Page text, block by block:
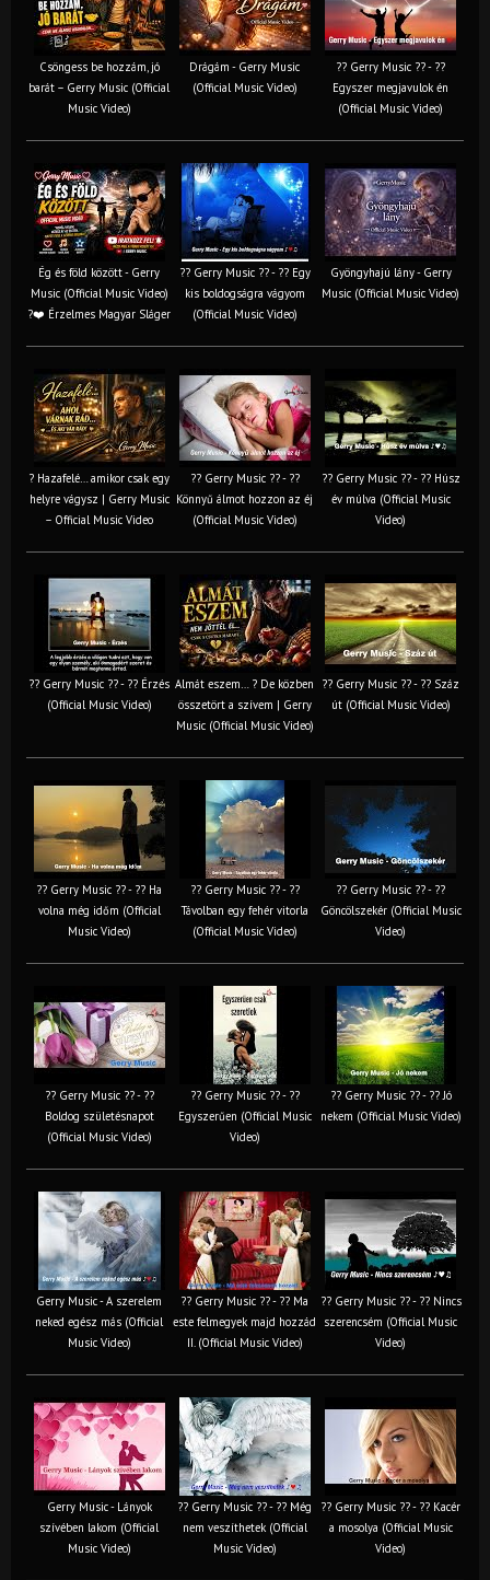
Csöngess be hozzám, jó
barát – Gerry Music (Official
Music Video)
Drágám - Gerry Music
(Official Music Video)
?? Gerry Music ?? - ??
Egyszer megjavulok én
(Official Music Video)
Ég és föld között - Gerry
Music (Official Music Video)
?❤️ Érzelmes Magyar Sláger
?? Gerry Music ?? - ?? Egy
kis boldogságra vágyom
(Official Music Video)
Gyöngyhajú lány - Gerry
Music (Official Music Video)
? Hazafelé… amikor csak egy
helyre vágysz | Gerry Music
– Official Music Video
?? Gerry Music ?? - ??
Könnyű álmot hozzon az éj
(Official Music Video)
?? Gerry Music ?? - ?? Húsz
év múlva (Official Music
Video)
?? Gerry Music ?? - ?? Érzés
(Official Music Video)
Almát eszem… ? De közben
összetört a szívem | Gerry
Music (Official Music Video)
?? Gerry Music ?? - ?? Száz
út (Official Music Video)
?? Gerry Music ?? - ?? Ha
volna még időm (Official
Music Video)
?? Gerry Music ?? - ??
Távolban egy fehér vitorla
(Official Music Video)
?? Gerry Music ?? - ??
Göncölszekér (Official Music
Video)
?? Gerry Music ?? - ??
Boldog születésnapot
(Official Music Video)
?? Gerry Music ?? - ??
Egyszerűen (Official Music
Video)
?? Gerry Music ?? - ?? Jó
nekem (Official Music Video)
Gerry Music - A szerelem
neked egész más (Official
Music Video)
?? Gerry Music ?? - ?? Ma
este felmegyek majd hozzád
II. (Official Music Video)
?? Gerry Music ?? - ?? Nincs
szerencsém (Official Music
Video)
Gerry Music - Lányok
szívében lakom (Official
Music Video)
?? Gerry Music ?? - ?? Még
nem veszíthetek (Official
Music Video)
?? Gerry Music ?? - ?? Kacér
a mosolya (Official Music
Video)